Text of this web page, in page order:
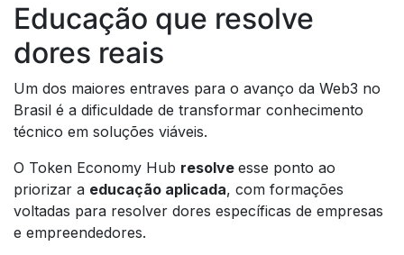
Educação que resolve
dores reais
Um dos maiores entraves para o avanço da Web3 no
Brasil é a dificuldade de transformar conhecimento
técnico em soluções viáveis.
O Token Economy Hub resolve esse ponto ao
priorizar a educação aplicada, com formações
voltadas para resolver dores específicas de empresas
e empreendedores.